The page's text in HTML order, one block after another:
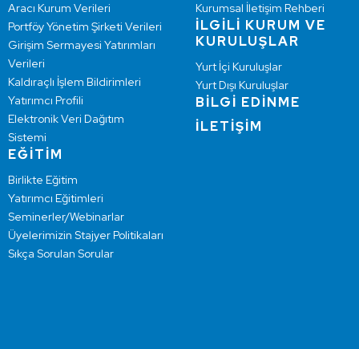
Aracı Kurum Verileri
Portföy Yönetim Şirketi Verileri
Girişim Sermayesi Yatırımları
Verileri
Kaldıraçlı İşlem Bildirimleri
Yatırımcı Profili
Elektronik Veri Dağıtım
Sistemi
EĞİTİM
Birlikte Eğitim
Yatırımcı Eğitimleri
Seminerler/Webinarlar
Üyelerimizin Stajyer Politikaları
Sıkça Sorulan Sorular
Kurumsal İletişim Rehberi
İLGİLİ KURUM VE
KURULUŞLAR
Yurt İçi Kuruluşlar
Yurt Dışı Kuruluşlar
BİLGİ EDİNME
İLETİŞİM